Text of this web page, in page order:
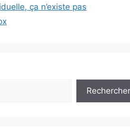
ça n’existe pas
Rechercher